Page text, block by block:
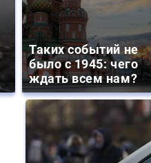
Таких событий не
было с 1945: чего
ждать всем нам?